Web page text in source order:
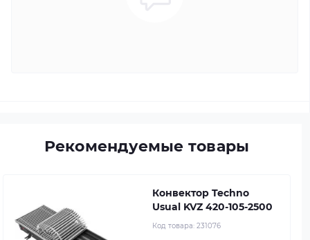
Рекомендуемые товары
Конвектор Techno
Usual KVZ 420-105-2500
Код товара: 231076